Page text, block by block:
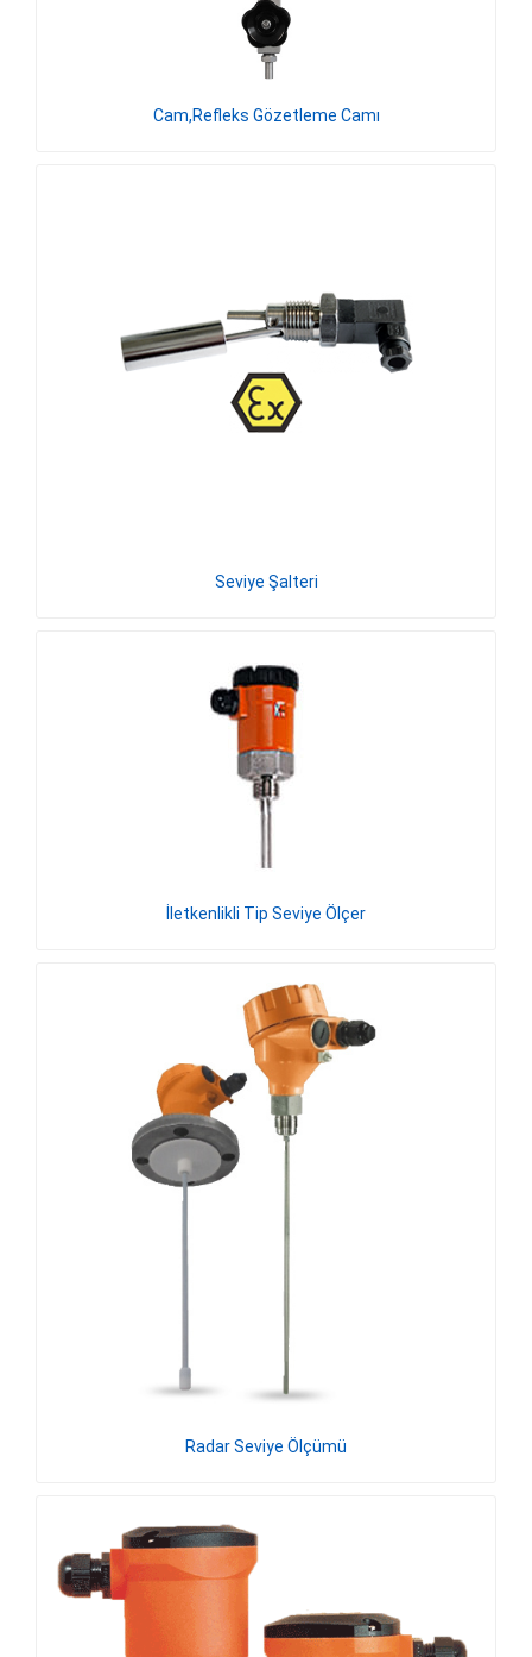
Cam,Refleks Gözetleme Camı
Seviye Şalteri
İletkenlikli Tip Seviye Ölçer
Radar Seviye Ölçümü